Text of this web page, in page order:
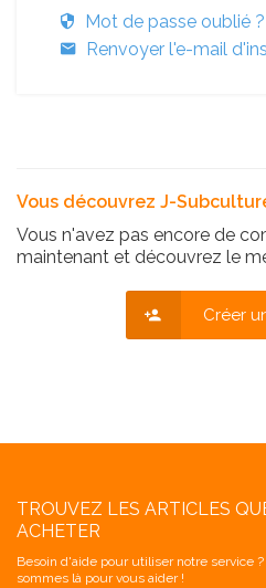
Mot de passe oublié ?
Renvoyer l'e-mail
Vous découvrez J-
Vous n'avez pas encore de
maintenant et découvrez le
Créer
TROUVEZ LES ARTICLES
ACHETER
Besoin d'aide pour utiliser notre service
sommes là pour vous aider !